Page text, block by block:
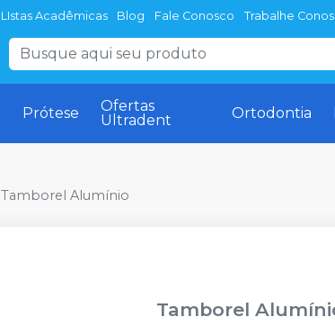
LIstas Acadêmicas Blog Fale Conosco Trabalhe
Prótese
Ofertas
Ultradent
Ortodontia
Tamborel Alumínio
Tamborel